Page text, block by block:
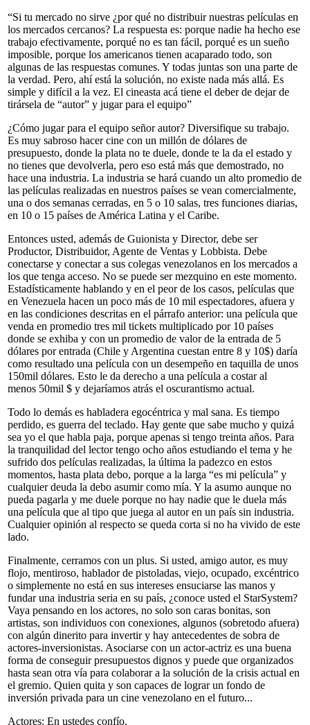
“Si tu mercado no sirve ¿por qué no distribuir nuestras películas en
los mercados cercanos? La respuesta es: porque nadie ha hecho ese
trabajo efectivamente, porqué no es tan fácil, porqué es un sueño
imposible, porque los americanos tienen acaparado todo, son
algunas de las respuestas comunes. Y todas juntas son una parte de
la verdad. Pero, ahí está la solución, no existe nada más allá. Es
simple y difícil a la vez. El cineasta acá tiene el deber de dejar de
tirársela de “autor” y jugar para el equipo”
¿Cómo jugar para el equipo señor autor? Diversifique su trabajo.
Es muy sabroso hacer cine con un millón de dólares de
presupuesto, donde la plata no te duele, donde te la da el estado y
no tienes que devolverla, pero eso está más que demostrado, no
hace una industria. La industria se hará cuando un alto promedio de
las películas realizadas en nuestros países se vean comercialmente,
una o dos semanas cerradas, en 5 o 10 salas, tres funciones diarias,
en 10 o 15 países de América Latina y el Caribe.
Entonces usted, además de Guionista y Director, debe ser
Productor, Distribuidor, Agente de Ventas y Lobbista. Debe
conectarse y conectar a sus colegas venezolanos en los mercados a
los que tenga acceso. No se puede ser mezquino en este momento.
Estadísticamente hablando y en el peor de los casos, películas que
en Venezuela hacen un poco más de 10 mil espectadores, afuera y
en las condiciones descritas en el párrafo anterior: una película que
venda en promedio tres mil tickets multiplicado por 10 países
donde se exhiba y con un promedio de valor de la entrada de 5
dólares por entrada (Chile y Argentina cuestan entre 8 y 10$) daría
como resultado una película con un desempeño en taquilla de unos
150mil dólares. Esto le da derecho a una película a costar al
menos 50mil $ y dejaríamos atrás el oscurantismo actual.
Todo lo demás es habladera egocéntrica y mal sana. Es tiempo
perdido, es guerra del teclado. Hay gente que sabe mucho y quizá
sea yo el que habla paja, porque apenas si tengo treinta años. Para
la tranquilidad del lector tengo ocho años estudiando el tema y he
sufrido dos películas realizadas, la última la padezco en estos
momentos, hasta plata debo, porque a la larga “es mi película” y
cualquier deuda la debo asumir como mía. Y la asumo aunque no
pueda pagarla y me duele porque no hay nadie que le duela más
una película que al tipo que juega al autor en un país sin industria.
Cualquier opinión al respecto se queda corta si no ha vivido de este
lado.
Finalmente, cerramos con un plus. Si usted, amigo autor, es muy
flojo, mentiroso, hablador de pistoladas, viejo, ocupado, excéntrico
o simplemente no está en sus intereses ensuciarse las manos y
fundar una industria seria en su país, ¿conoce usted el StarSystem?
Vaya pensando en los actores, no solo son caras bonitas, son
artistas, son individuos con conexiones, algunos (sobretodo afuera)
con algún dinerito para invertir y hay antecedentes de sobra de
actores-inversionistas. Asociarse con un actor-actriz es una buena
forma de conseguir presupuestos dignos y puede que organizados
hasta sean otra vía para colaborar a la solución de la crisis actual en
el gremio. Quien quita y son capaces de lograr un fondo de
inversión privada para un cine venezolano en el futuro...
Actores: En ustedes confío.